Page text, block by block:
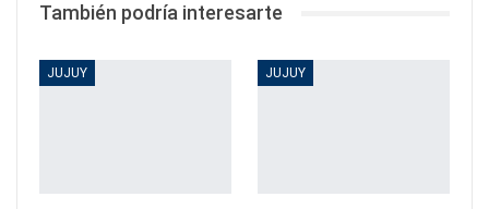
También podría interesarte
JUJUY JUJUY